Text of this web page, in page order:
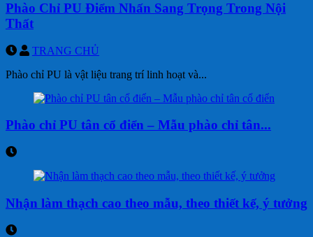
Phào Chỉ PU Điểm Nhấn Sang Trọng Trong Nội
Thất
TRANG CHỦ
Phào chỉ PU là vật liệu trang trí linh hoạt và...
Phào chỉ PU tân cổ điển – Mẫu phào chỉ tân...
Nhận làm thạch cao theo mẫu, theo thiết kế, ý tưởng